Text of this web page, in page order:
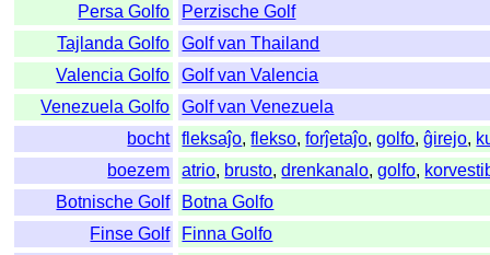
Persa Golfo
Perzische Golf
Tajlanda Golfo
Golf van Thailand
Valencia Golfo
Golf van Valencia
Venezuela Golfo
Golf van Venezuela
bocht
fleksaĵo,flekso,forĵetaĵo,golfo,ĝirejo,
boezem
atrio, brusto,drenkanalo,golfo,
Botnische Golf
Botna Golfo
Finse Golf
Finna Golfo